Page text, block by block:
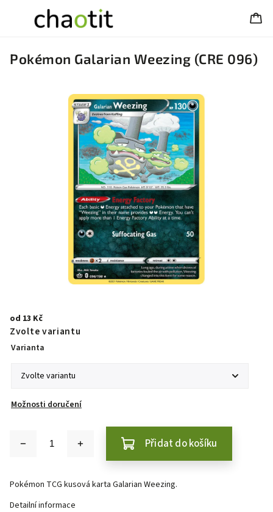
Pokémon Galarian Weezing (CRE 096)
od 13 Kč
Zvolte variantu
Varianta
Možnosti doručení
Přidat do košíku
Pokémon TCG kusová karta Galarian Weezing.
Detailní informace